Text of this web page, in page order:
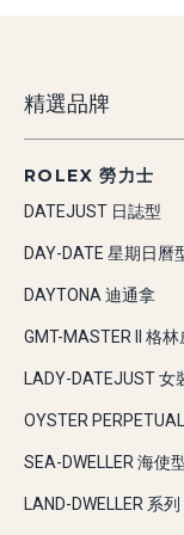
精選品牌
ROLEX 勞力士
DATEJUST 日誌型
DAY-DATE 星期日曆
DAYTONA 迪通拿
GMT-MASTER II 格林
LADY-DATEJUST 女
OYSTER
SEA-DWELLER 海使
LAND-DWELLER 系列